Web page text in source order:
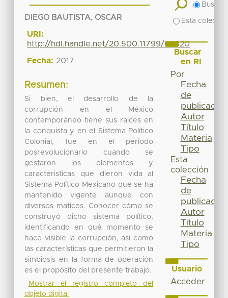
DIEGO BAUTISTA, OSCAR
URI:
http://hdl.handle.net/20.500.11799/68820
Fecha: 2017
Resumen:
Si bien, el desarrollo de la
corrupción en el México
contemporáneo tiene sus raices en
la conquista y en el Sistema Político
Colonial, fue en el periodo
posrevolucionario cuando se
gestaron los elementos y
caracteristicas que dieron vida al
Sistema Político Mexicano que se ha
mantenido vigente aunque con
diversos matices. Conocer cómo se
construyó dicho sistema político,
identificando en qué momento se
hace visible la corrupción, así como
las características que permitieron la
simbiosis en la forma de operación
es el propósito del presente trabajo.
Mostrar el registro completo del
objeto digital
Buscar
Esta
Buscar
en RI
Por
Fecha
de
publicación
Autor
Título
Materia
Tipo
Esta
colección
Fecha
de
publicación
Autor
Título
Materia
Tipo
Usuario
Acceder